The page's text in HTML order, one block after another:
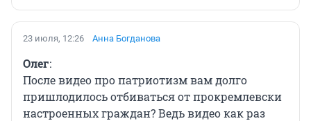
23 июля, 12:26 Анна Богданова
Олег:
После видео про патриотизм вам долго
пришлодилось отбиваться от прокремлевски
настроенных граждан? Ведь видео как раз